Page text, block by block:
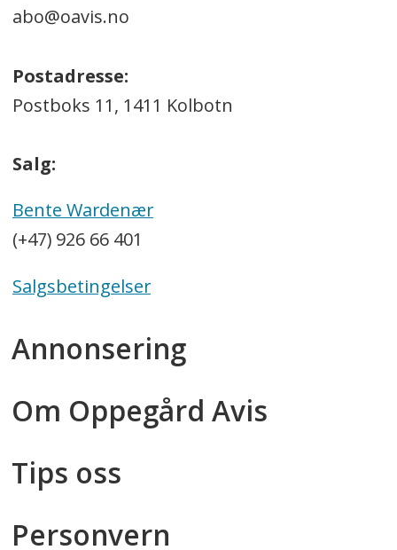
abo@oavis.no
Postadresse:
Postboks 11, 1411 Kolbotn
Salg:
Bente Wardenær
(+47) 926 66 401
Salgsbetingelser
Annonsering
Om Oppegård Avis
Tips oss
Personvern